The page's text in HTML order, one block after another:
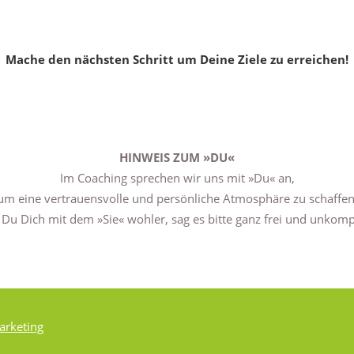
Mache den nächsten Schritt um Deine Ziele zu erreichen!
HINWEIS ZUM »DU«
Im Coaching sprechen wir uns mit »Du« an,
eine vertrauensvolle und persönliche Atmosphäre zu
Dich mit dem »Sie« wohler, sag es bitte ganz frei und